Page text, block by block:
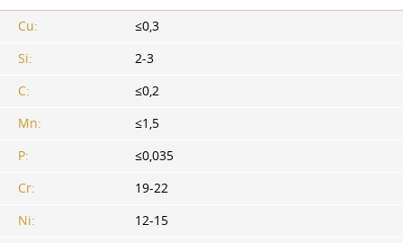
Cu:
≤0,3
Si:
2-3
C:
≤0,2
Mn:
≤1,5
P:
≤0,035
Cr:
19-22
Ni:
12-15